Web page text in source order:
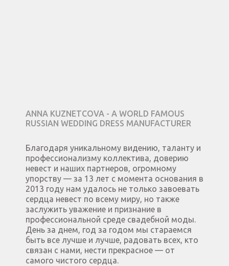
ANNA KUZNETCOVA - A WORLD FAMOUS
RUSSIAN WEDDING DRESS MANUFACTURER
Благодаря уникальному видению, таланту и
профессионализму коллектива, доверию
невест и наших партнеров, огромному
упорству — за 13 лет с момента основания в
2013 году нам удалось не только завоевать
сердца невест по всему миру, но также
заслужить уважение и признание в
профессиональной среде свадебной моды.
День за днем, год за годом мы стараемся
быть все лучше и лучше, радовать всех, кто
связан с нами, нести прекрасное — от
самого чистого сердца.